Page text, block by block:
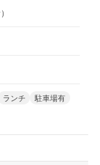
ランチ
駐車場有